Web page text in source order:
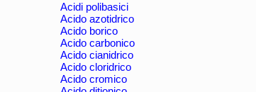
Acidi polibasici
Acido azotidrico
Acido borico
Acido carbonico
Acido cianidrico
Acido cloridrico
Acido cromico